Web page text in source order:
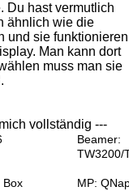
Du hast vermutlich
ähnlich wie die
und sie funktionieren
Man kann dort
muss man sie
vollständig ---
Beamer:
TW3200/
Box
MP: